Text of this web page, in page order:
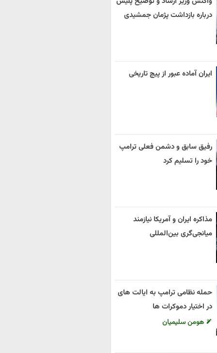
درباره بازداشت پژمان جمشیدی
ایران آماده عبور از پیچ تاریخی
رفیق سابق و دشمن فعلی ترامپ
خود را تسلیم کرد
مذاکره ایران و آمریکا نیازمند
میانجی‌گری بین‌المللی
حمله نظامی ترامپ به ایالت های
در اختیار دموکرات ها
هومن سلیمیان